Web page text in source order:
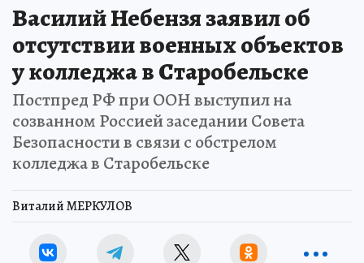
Василий Небензя заявил об
отсутствии военных объектов
у колледжа в Старобельске
Постпред РФ при ООН выступил на
созванном Россией заседании Совета
Безопасности в связи с обстрелом
колледжа в Старобельске
Виталий МЕРКУЛОВ